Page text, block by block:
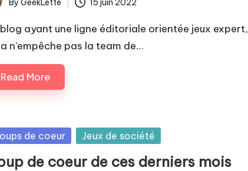
ayant une ligne éditoriale orientée jeux expert,
n'empêche pas la team de…
Read More
de coeur Jeux de société
de coeur de ces derniers mois